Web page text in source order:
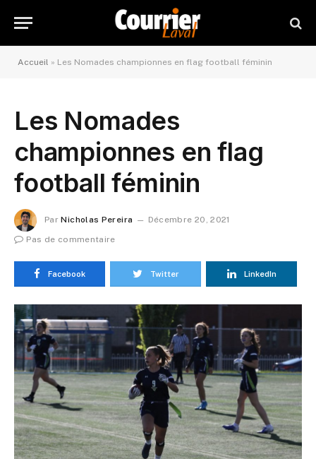
Accueil » Les Nomades championnes en flag football féminin
Les Nomades
championnes en flag
football féminin
Par Nicholas Pereira
Décembre 20, 2021
Pas de commentaire
Facebook Twitter LinkedIn